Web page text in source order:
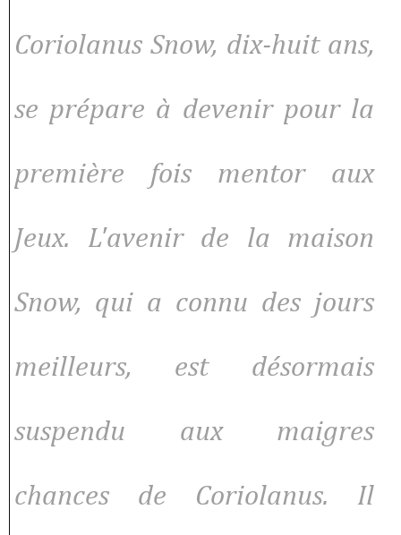
Coriolanus Snow, dix-huit ans,
se prépare à devenir pour la
première fois mentor aux
Jeux. L'avenir de la maison
Snow, qui a connu des jours
meilleurs, est désormais
suspendu aux maigres
chances de Coriolanus. Il